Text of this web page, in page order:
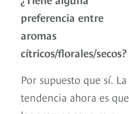
preferencia entre
aromas
cítricos/florales/secos?
Por supuesto que sí. La
tendencia ahora es que